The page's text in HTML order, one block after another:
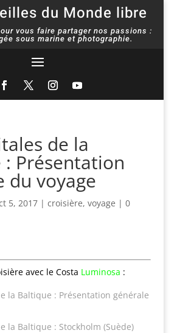
du Monde libre
vous faire partager nos passions :
sous marine et photographie.
de la
: Présentation
du voyage
5, 2017| croisière, voyage | 0
avec le Costa Luminosa :
la Baltique : Présentation générale
la Baltique : Stockholm (Suède)